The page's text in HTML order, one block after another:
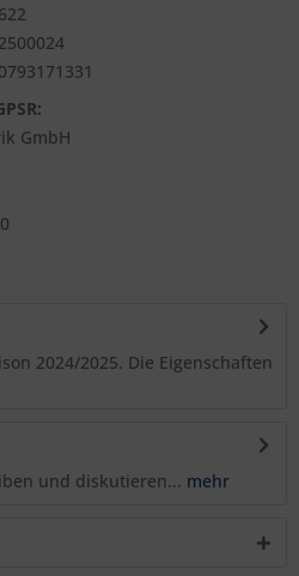
GmbH
2024/2025. Die Eigenschaften
und diskutieren... mehr